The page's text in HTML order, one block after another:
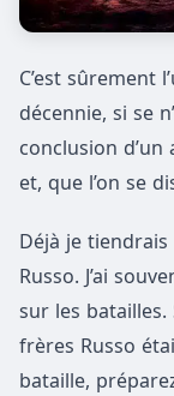
C’est sûrement
décennie, si se
conclusion
et, que l’on se
Déjà je
Russo. J’ai
sur les batailles.
frères Russo
bataille,